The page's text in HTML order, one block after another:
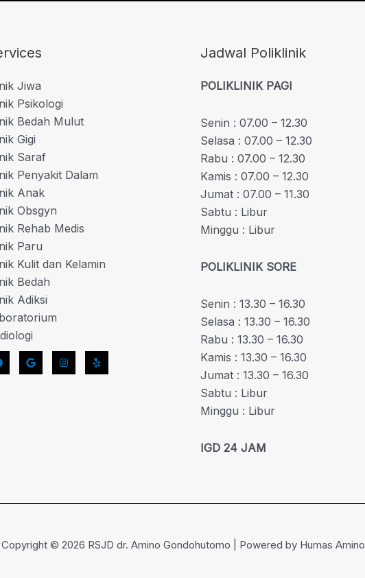
Jiwa
Psikologi
Bedah Mulut
Gigi
Saraf
Penyakit Dalam
Anak
Obsgyn
Rehab Medis
Paru
Kulit dan Kelamin
Bedah
Adiksi
Jadwal Poliklinik
POLIKLINIK PAGI
Senin : 07.00 – 12.30
Selasa : 07.00 – 12.30
Rabu : 07.00 – 12.30
Kamis : 07.00 – 12.30
Jumat : 07.00 – 11.30
Sabtu : Libur
Minggu : Libur
POLIKLINIK SORE
Senin : 13.30 – 16.30
Selasa : 13.30 – 16.30
Rabu : 13.30 – 16.30
Kamis : 13.30 – 16.30
Jumat : 13.30 – 16.30
Sabtu : Libur
Minggu : Libur
IGD 24 JAM
Copyright © 2026 RSJD dr. Amino Gondohutomo | Powered by Humas Amino